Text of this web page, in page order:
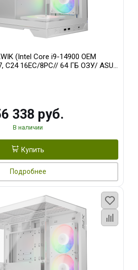
(Intel Core i9-14900 OEM
C24 16EC/8PC// 64 ГБ ОЗУ/ ASUS
OC 16GB GDDR7 256bit 3xDP
338 руб.
В наличии
Купить
Подробнее